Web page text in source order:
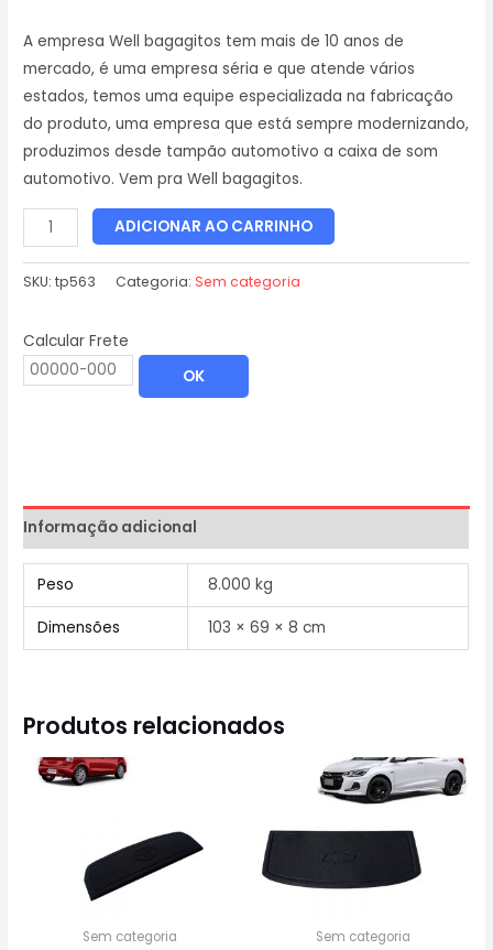
A empresa Well bagagitos tem mais de 10 anos de
mercado, é uma empresa séria e que atende vários
estados, temos uma equipe especializada na fabricação
do produto, uma empresa que está sempre modernizando,
produzimos desde tampão automotivo a caixa de som
automotivo. Vem pra Well bagagitos.
ADICIONAR AO CARRINHO
SKU:tp563 Categoria: Sem categoria
Calcular Frete
OK
Informação adicional
Peso 8.000 kg
Dimensões 103 × 69 × 8 cm
Produtos relacionados
Sem categoria Sem categoria